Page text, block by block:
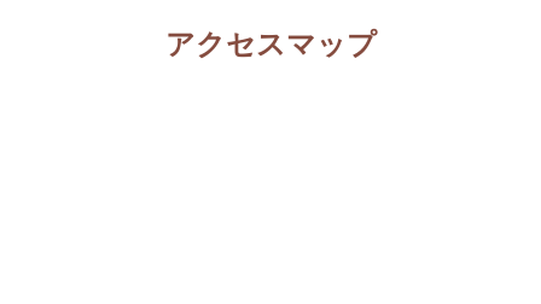
アクセスマップ